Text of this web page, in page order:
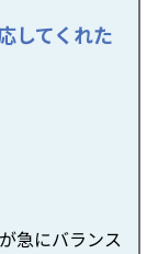
してくれた
急にバランス